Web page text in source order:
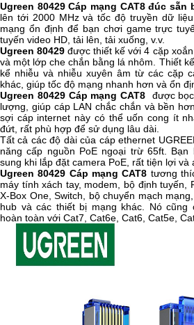
Ugreen 80429 Cáp mạng CAT8 đúc sẵn
lên tới 2000 MHz và tốc độ truyền dữ
mạng ổn định để bạn chơi game trực
tuyến video HD, tải lên, tải xuống, v.v.
Ugreen 80429được thiết kế với 4 cặp
và một lớp che chắn bằng lá nhôm. Thiết
kể nhiễu và nhiễu xuyên âm từ các cặp
khác, giúp tốc độ mạng nhanh hơn và ổn
Ugreen 80429 Cáp mạng CAT8
được
lượng, giúp cáp LAN chắc chắn và bền
sợi cáp internet này có thể uốn cong ít
đứt, rất phù hợp để sử dụng lâu dài.
Tất cả các độ dài của cáp ethernet
năng cấp nguồn PoE ngoại trừ 65ft.
sung khi lắp đặt camera PoE, rất tiện lợi và
Ugreen 80429 Cáp mạng CAT8 tương
máy tính xách tay, modem, bộ định tuyến,
X-Box One, Switch, bộ chuyển mạch
hub và các thiết bị mạng khác. Nó
hoàn toàn với Cat7, Cat6e, Cat6, Cat5e,